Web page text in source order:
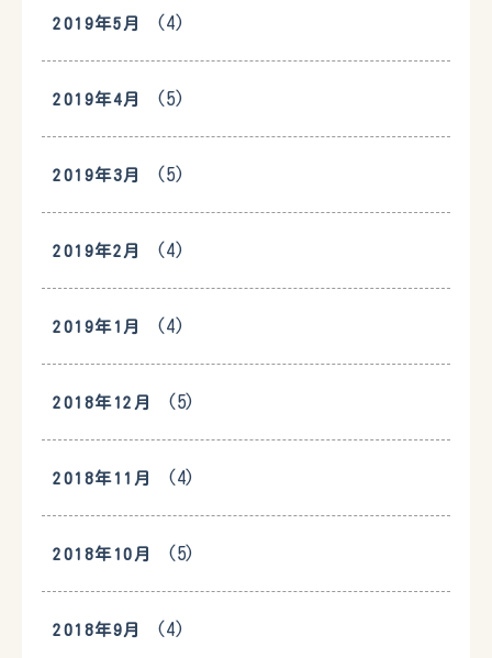
2019年5月 (4)
2019年4月 (5)
2019年3月 (5)
2019年2月 (4)
2019年1月 (4)
2018年12月 (5)
2018年11月 (4)
2018年10月 (5)
2018年9月 (4)